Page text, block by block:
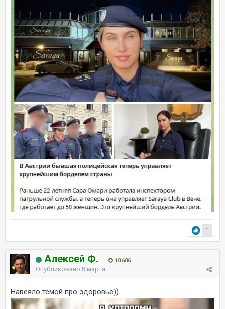
1
Алексей Ф. 10 606
Опубликовано 8 марта
Навеяло темой про здоровье))